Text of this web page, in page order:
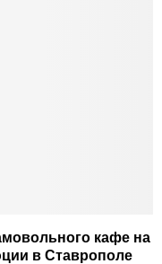
кафе на
в Ставрополе